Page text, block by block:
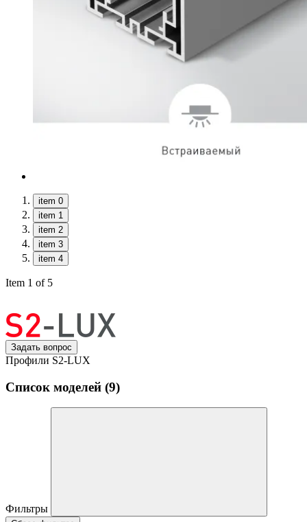
item 0
item 1
item 2
item 3
item 4
Item 1 of 5
Задать вопрос
Профили S2-LUX
Список моделей (9)
Фильтры